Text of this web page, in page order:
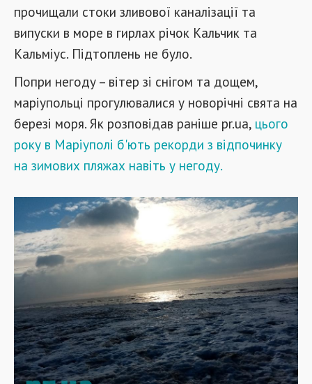
прочищали стоки зливової каналізації та
випуски в море в гирлах річок Кальчик та
Кальміус. Підтоплень не було.
Попри негоду – вітер зі снігом та дощем,
маріупольці прогулювалися у новорічні свята на
березі моря. Як розповідав раніше pr.ua, цього
року в Маріуполі б'ють рекорди з відпочинку
на зимових пляжах навіть у негоду.